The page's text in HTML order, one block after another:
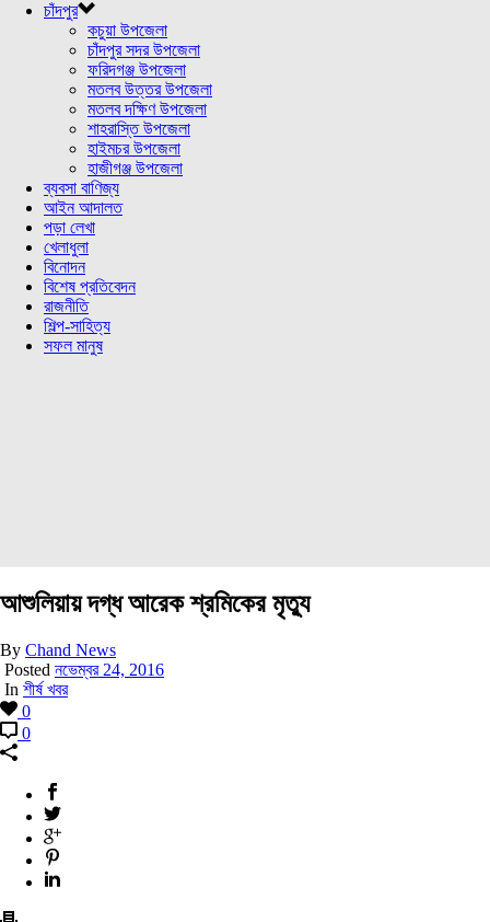
চাঁদপুর
কচুয়া উপজেলা
চাঁদপুর সদর উপজেলা
ফরিদগঞ্জ উপজেলা
মতলব উত্তর উপজেলা
মতলব দক্ষিণ উপজেলা
শাহরাস্তি উপজেলা
হাইমচর উপজেলা
হাজীগঞ্জ উপজেলা
ব্যবসা বাণিজ্য
আইন আদালত
পড়া লেখা
খেলাধুলা
বিনোদন
বিশেষ প্রতিবেদন
রাজনীতি
শিল্প-সাহিত্য
সফল মানুষ
আশুলিয়ায় দগ্ধ আরেক শ্রমিকের মৃত্যু
By Chand News
Posted নভেম্বর 24, 2016
In শীর্ষ খবর
0
0